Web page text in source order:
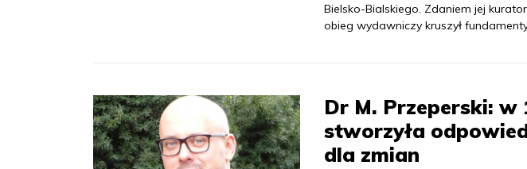
Bielsko-Bialskiego. Zdaniem jej
obieg wydawniczy kruszył
Dr M. Przeperski: w
stworzyła
dla zmian